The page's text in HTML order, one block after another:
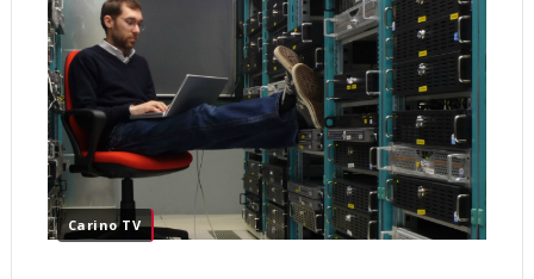
Carino TV